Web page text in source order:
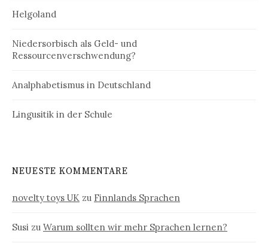
Helgoland
Niedersorbisch als Geld- und
Ressourcenverschwendung?
Analphabetismus in Deutschland
Lingusitik in der Schule
NEUESTE KOMMENTARE
novelty toys UK zu Finnlands Sprachen
Susi zu Warum sollten wir mehr Sprachen lernen?